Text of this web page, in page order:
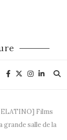
Films
grande salle de la